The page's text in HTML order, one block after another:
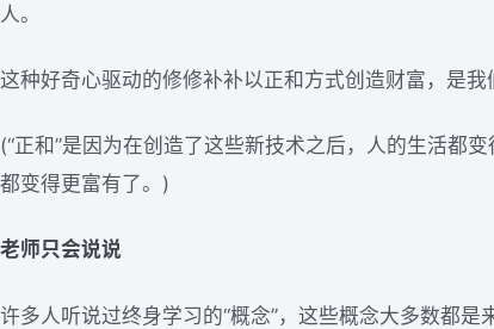
人。
这种好奇心驱动的修修补补以正和方式创造财富，是我
(“正和”是因为在创造了这些新技术之后，人的生活都
都变得更富有了。)
老师只会说说
许多人听说过终身学习的“概念”，这些概念大多数都